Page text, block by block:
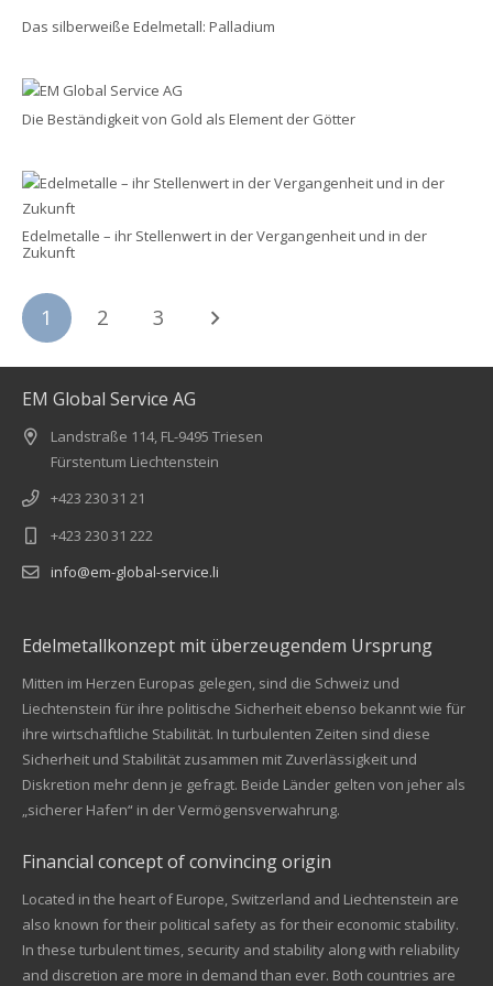
Das silberweiße Edelmetall: Palladium
Die Beständigkeit von Gold als Element der Götter
Edelmetalle – ihr Stellenwert in der Vergangenheit und in der
Zukunft
1 2 3
EM Global Service AG
Landstraße 114, FL-9495 Triesen
Fürstentum Liechtenstein
+423 230 31 21
+423 230 31 222
info@em-global-service.li
Edelmetallkonzept mit überzeugendem Ursprung
Mitten im Herzen Europas gelegen, sind die Schweiz und
Liechtenstein für ihre politische Sicherheit ebenso bekannt wie für
ihre wirtschaftliche Stabilität. In turbulenten Zeiten sind diese
Sicherheit und Stabilität zusammen mit Zuverlässigkeit und
Diskretion mehr denn je gefragt. Beide Länder gelten von jeher als
„sicherer Hafen“ in der Vermögensverwahrung.
Financial concept of convincing origin
Located in the heart of Europe, Switzerland and Liechtenstein are
also known for their political safety as for their economic stability.
In these turbulent times, security and stability along with reliability
and discretion are more in demand than ever. Both countries are
Kundenbewertungen und Erfahrungen zu
EM Global Service AG